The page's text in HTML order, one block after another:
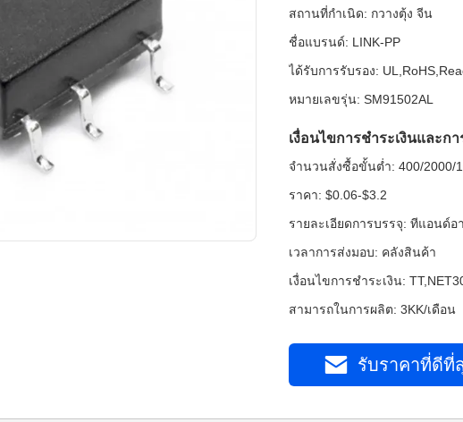
สถานที่กำเนิด: กวางตุ้ง จีน
ชื่อแบรนด์: LINK-PP
ได้รับการรับรอง:
หมายเลขรุ่น: SM91502AL
เงื่อนไขการชำระเงินและก
จำนวนสั่งซื้อขั้นต่ำ: 400/2000/
ราคา: $0.06-$3.2
รายละเอียดการบรรจุ: ทีแอนด์อ
เวลาการส่งมอบ: คลังสินค้า
เงื่อนไขการชำระเงิน:
สามารถในการผลิต: 3KK/เดือน
รับราคาที่ดีที่